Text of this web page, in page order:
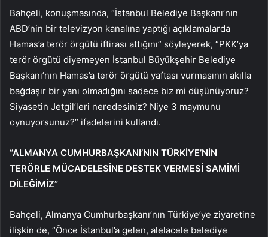
Bahçeli, konuşmasında, “İstanbul Belediye Başkanı’nın
ABD’nin bir televizyon kanalına yaptığı açıklamalarda
Hamas’a terör örgütü iftirası attığını” söyleyerek, “PKK’ya
terör örgütü diyemeyen İstanbul Büyükşehir Belediye
Başkanı’nın Hamas’a terör örgütü yaftası vurmasının akılla
bağdaşır bir yanı olmadığını sadece biz mi düşünüyoruz?
Siyasetin Jetgil’leri neredesiniz? Niye 3 maymunu
oynuyorsunuz?” ifadelerini kullandı.
“ALMANYA CUMHURBAŞKANI’NIN TÜRKİYE’NİN
TERÖRLE MÜCADELESİNE DESTEK VERMESİ SAMİMİ
DİLEĞİMİZ”
Bahçeli, Almanya Cumhurbaşkanı’nın Türkiye’ye ziyaretine
ilişkin de, “Önce İstanbul’a gelen, alelacele belediye